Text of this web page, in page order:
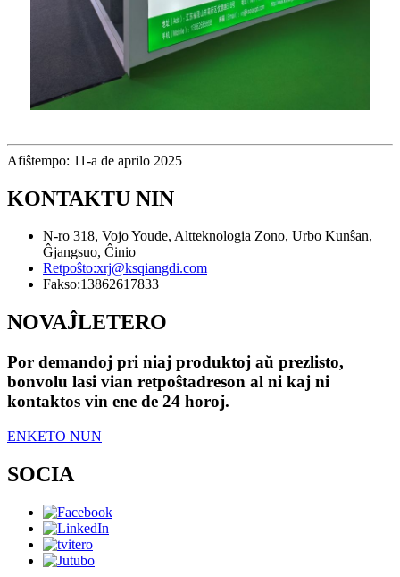
Afiŝtempo: 11-a de aprilo 2025
KONTAKTU NIN
N-ro 318, Vojo Youde, Altteknologia Zono, Urbo Kunŝan,
Ĝjangsuo, Ĉinio
Retpoŝto:xrj@ksqiangdi.com
Fakso:13862617833
NOVAĴLETERO
Por demandoj pri niaj produktoj aŭ prezlisto,
bonvolu lasi vian retpoŝtadreson al ni kaj ni
kontaktos vin ene de 24 horoj.
ENKETO NUN
SOCIA